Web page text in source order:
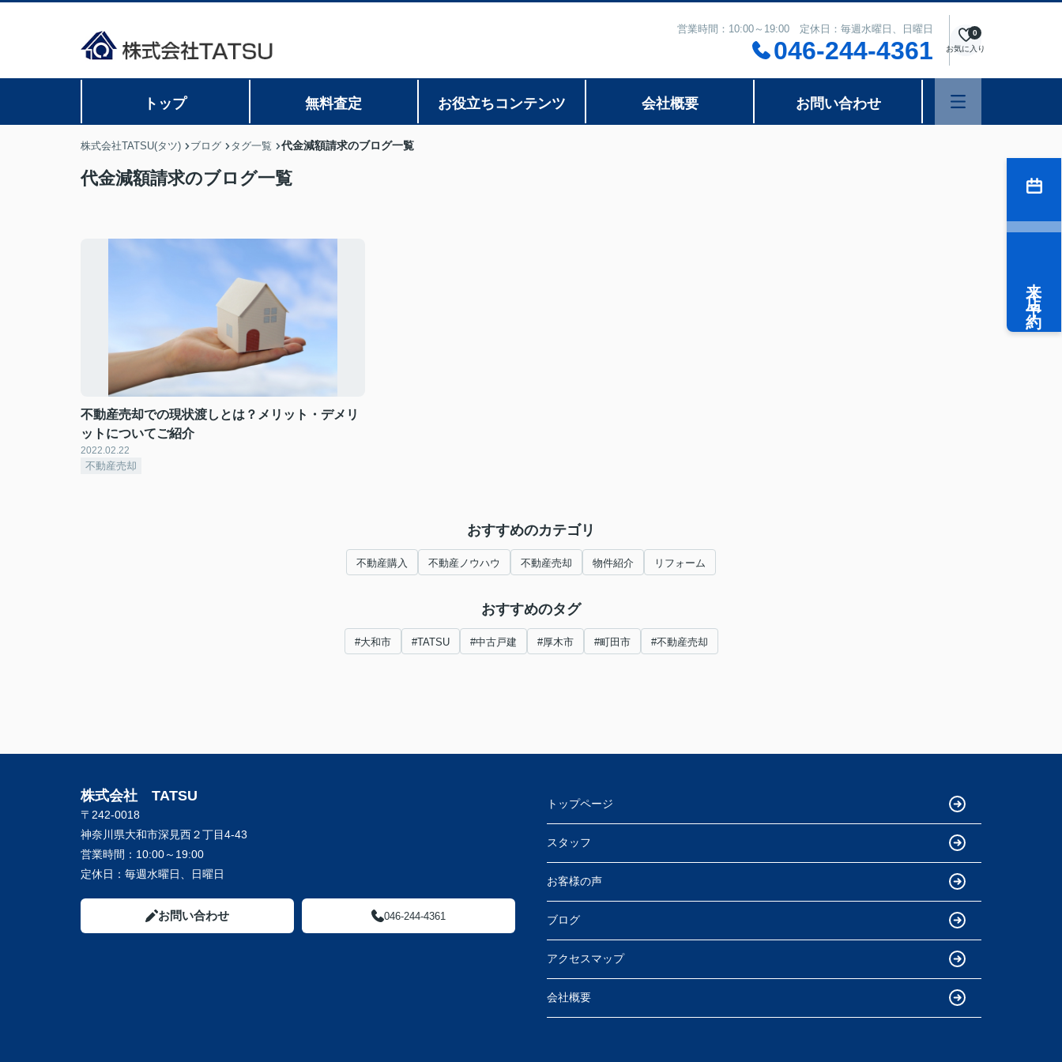
営業時間：10:00～19:00 定休日：毎週水曜日、日曜日
046-244-4361 お気に入り
0
トップ 無料査定 お役立ちコンテンツ 会社概要 お問い合わせ
株式会社TATSU(タツ) ブログ タグ一覧 代金減額請求のブログ一覧
代金減額請求のブログ一覧
不動産売却での現状渡しとは？メリット・デメリ
ットについてご紹介
2022.02.22
不動産売却
おすすめのカテゴリ
不動産購入 不動産ノウハウ 不動産売却 物件紹介 リフォーム
おすすめのタグ
#大和市 #TATSU #中古戸建 #厚木市 #町田市 #不動産売却
来店予約
株式会社 TATSU
〒242-0018
神奈川県大和市深見西２丁目4-43
営業時間： 10:00～19:00
定休日： 毎週水曜日、日曜日
お問い合わせ 046-244-4361
トップページ
スタッフ
お客様の声
ブログ
アクセスマップ
会社概要